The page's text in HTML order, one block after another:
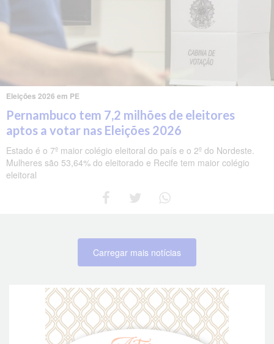
Eleições 2026 em PE
Pernambuco tem 7,2 milhões de eleitores
aptos a votar nas Eleições 2026
Estado é o 7º maior colégio eleitoral do país e o 2º do Nordeste.
Mulheres são 53,64% do eleitorado e Recife tem maior colégio
eleitoral
Carregar mais notícias